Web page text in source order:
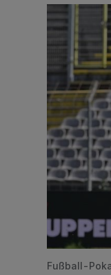
WSV:
Fußball-